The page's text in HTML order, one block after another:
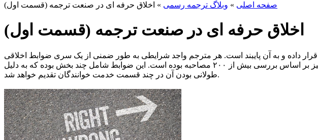
صفحه اصلی » وبلاگ ترجمه رسمی » اخلاق حرفه ای در صنعت ترجمه (قسمت اول)
اخلاق حرفه ای در صنعت ترجمه (قسمت اول)
داده و به آن پایبند است. هر مترجم واجد شرایطی به طور ضمنی از یک سری ضوابط اخلاقی
پیروی می کند. این اصول که در ادامه آمده، مبتنی بر قراردادهای منعقد شده بین مترجمین و مشتریان آنها و نیز بر اساس بررسی بیش از ۲۰۰ مصاحبه بوده است. این ضوابط شامل چند بخش بوده که به دلیل
طولانی بودن آن در چند قسمت خدمت خوانندگان تقدیم خواهد شد.